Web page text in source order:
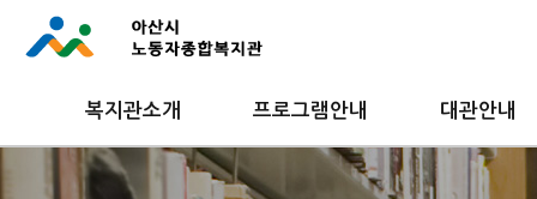
복지관소개 프로그램안내 대관안내